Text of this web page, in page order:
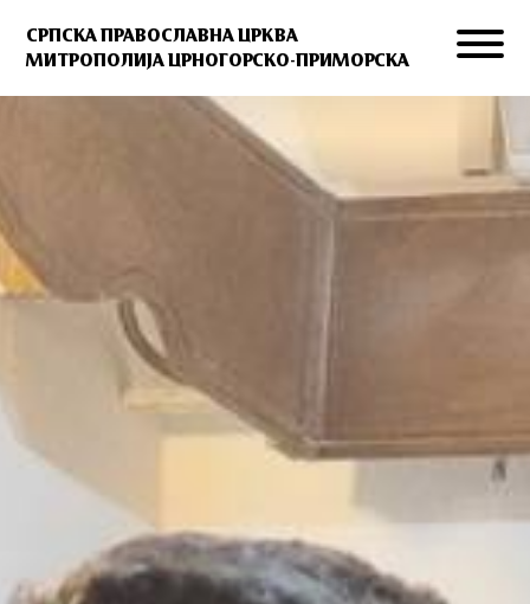
СРПСКА ПРАВОСЛАВНА ЦРКВА
МИТРОПОЛИЈА ЦРНОГОРСКО-ПРИМОРСКА